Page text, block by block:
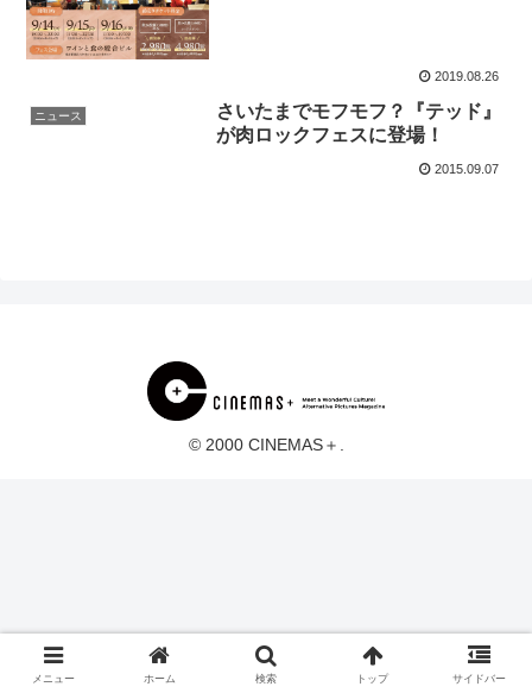
2019.08.26
ニュース
さいたまでモフモフ？『テッド』
が肉ロックフェスに登場！
2015.09.07
© 2000 CINEMAS＋.
メニュー ホーム 検索 トップ サイドバー